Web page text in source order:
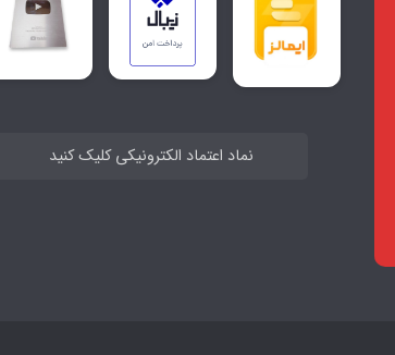
نماد اعتماد الکترونیکی کلیک کنید